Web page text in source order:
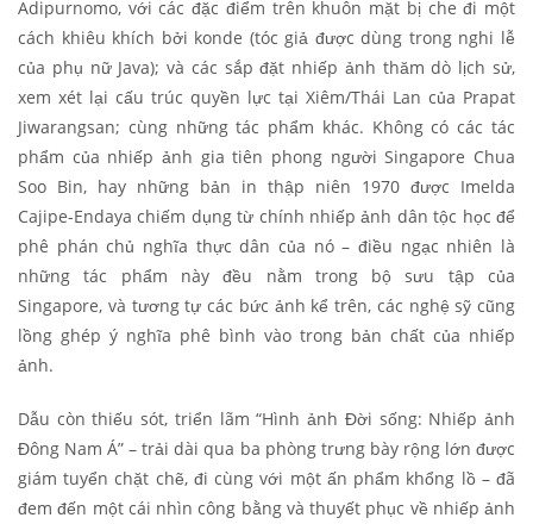
Adipurnomo, với các đặc điểm trên khuôn mặt bị che đi một
cách khiêu khích bởi konde (tóc giả được dùng trong nghi lễ
của phụ nữ Java); và các sắp đặt nhiếp ảnh thăm dò lịch sử,
xem xét lại cấu trúc quyền lực tại Xiêm/Thái Lan của Prapat
Jiwarangsan; cùng những tác phẩm khác. Không có các tác
phẩm của nhiếp ảnh gia tiên phong người Singapore Chua
Soo Bin, hay những bản in thập niên 1970 được Imelda
Cajipe-Endaya chiếm dụng từ chính nhiếp ảnh dân tộc học để
phê phán chủ nghĩa thực dân của nó – điều ngạc nhiên là
những tác phẩm này đều nằm trong bộ sưu tập của
Singapore, và tương tự các bức ảnh kể trên, các nghệ sỹ cũng
lồng ghép ý nghĩa phê bình vào trong bản chất của nhiếp
ảnh.
Dẫu còn thiếu sót, triển lãm “Hình ảnh Đời sống: Nhiếp ảnh
Đông Nam Á” – trải dài qua ba phòng trưng bày rộng lớn được
giám tuyển chặt chẽ, đi cùng với một ấn phẩm khổng lồ – đã
đem đến một cái nhìn công bằng và thuyết phục về nhiếp ảnh